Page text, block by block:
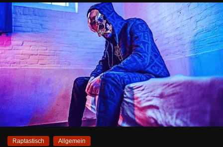
Raptastisch Allgemein